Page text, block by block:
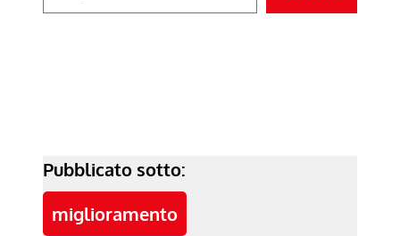
Pubblicato sotto:
miglioramento